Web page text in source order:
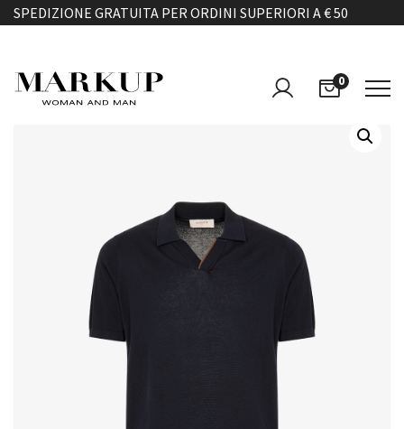
SPEDIZIONE GRATUITA PER ORDINI SUPERIORI A € 50
0